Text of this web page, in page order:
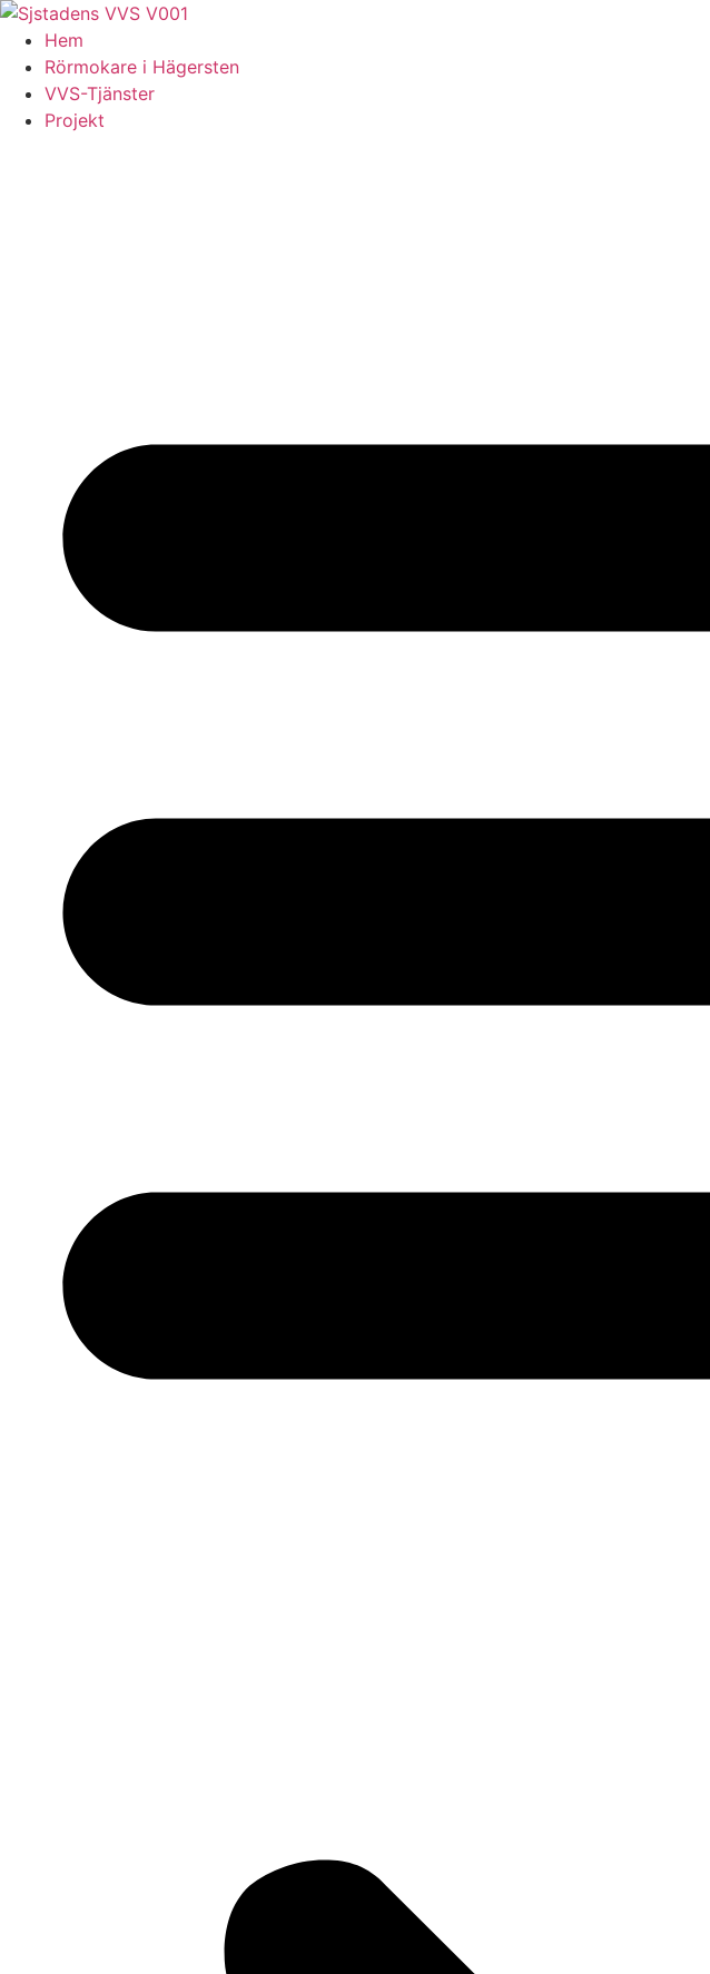
Skip
content
Hem
Rörmokare i Hägersten
VVS-Tjänster
Projekt